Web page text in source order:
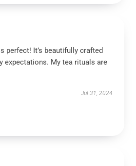
perfect! It’s beautifully crafted
expectations. My tea rituals are
Jul 31, 2024